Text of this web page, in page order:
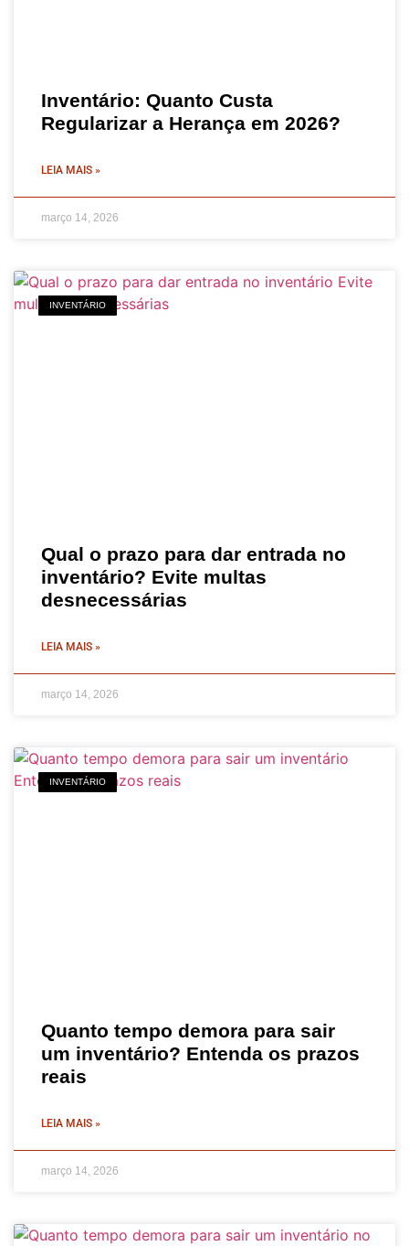
Inventário: Quanto Custa
Regularizar a Herança em 2026?
LEIA MAIS »
março 14, 2026
INVENTÁRIO
Qual o prazo para dar entrada no
inventário? Evite multas
desnecessárias
LEIA MAIS »
março 14, 2026
INVENTÁRIO
Quanto tempo demora para sair
um inventário? Entenda os prazos
reais
LEIA MAIS »
março 14, 2026